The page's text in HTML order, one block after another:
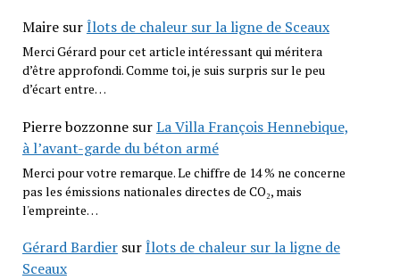
MairesurÎlots de chaleur sur la ligne de Sceaux
Merci Gérard pour cet article intéressant qui méritera
d’être approfondi. Comme toi, je suis surpris sur le peu
d’écart entre…
Pierre bozzonnesurLa Villa François Hennebique,
à l’avant-garde du béton armé
Merci pour votre remarque. Le chiffre de 14 % ne concerne
pas les émissions nationales directes de CO₂, mais
l'empreinte…
Gérard BardiersurÎlots de chaleur sur la ligne de
Sceaux